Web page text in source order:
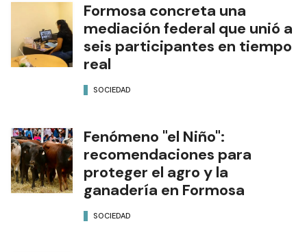
Formosa concreta una
mediación federal que unió a
seis participantes en tiempo
real
SOCIEDAD
Fenómeno "el Niño":
recomendaciones para
proteger el agro y la
ganadería en Formosa
SOCIEDAD